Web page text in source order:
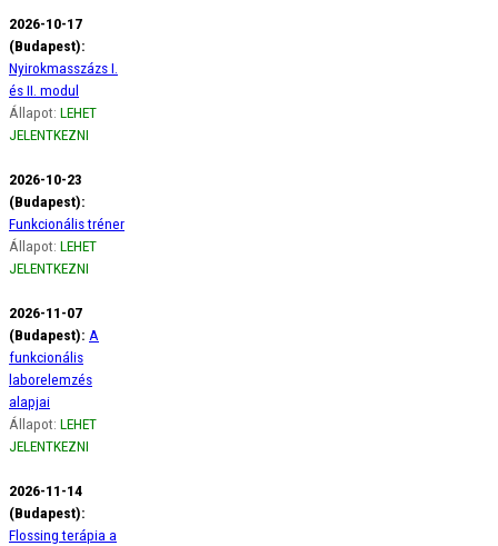
2026-10-17
(Budapest):
Nyirokmasszázs I.
és II. modul
Állapot: LEHET
JELENTKEZNI
2026-10-23
(Budapest):
Funkcionális tréner
Állapot: LEHET
JELENTKEZNI
2026-11-07
(Budapest): A
funkcionális
laborelemzés
alapjai
Állapot: LEHET
JELENTKEZNI
2026-11-14
(Budapest):
Flossing terápia a